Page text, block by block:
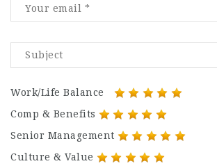
Work/Life Balance
Comp & Benefits
Senior Management
Culture & Value